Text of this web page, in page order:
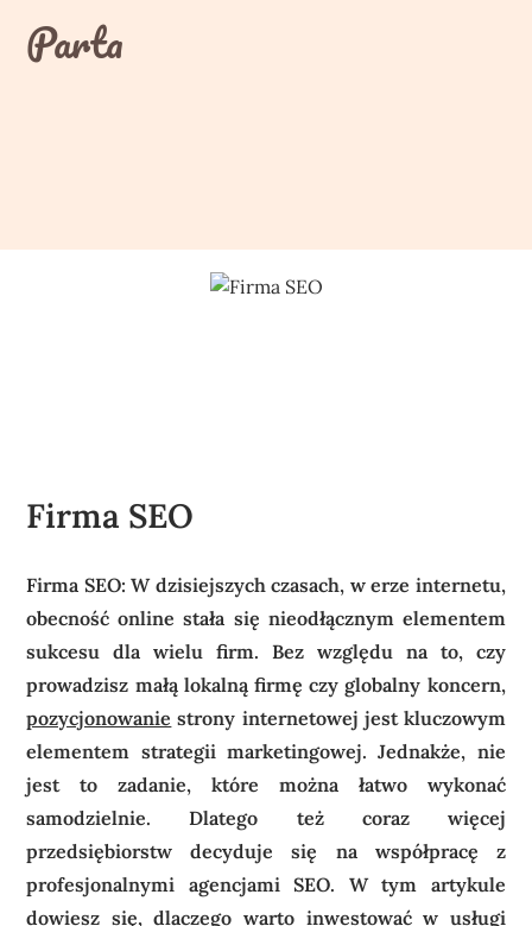
contentParta
Firma SEO
Firma SEO: W dzisiejszych czasach, w erze internetu,
obecność online stała się nieodłącznym elementem
sukcesu dla wielu firm. Bez względu na to, czy
prowadzisz małą lokalną firmę czy globalny koncern,
pozycjonowanie strony internetowej jest kluczowym
elementem strategii marketingowej. Jednakże, nie
jest to zadanie, które można łatwo wykonać
samodzielnie. Dlatego też coraz więcej
przedsiębiorstw decyduje się na współpracę z
profesjonalnymi agencjami SEO. W tym artykule
dowiesz się, dlaczego warto inwestować w usługi